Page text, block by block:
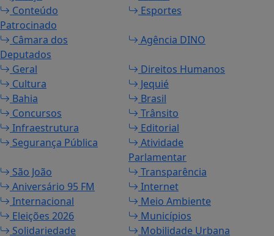
Conteúdo
Patrocinado
Esportes
Câmara dos
Deputados
Agência DINO
Geral
Direitos Humanos
Cultura
Jequié
Bahia
Brasil
Concursos
Trânsito
Infraestrutura
Editorial
Segurança Pública
Atividade
Parlamentar
São João
Transparência
Aniversário 95 FM
Internet
Internacional
Meio Ambiente
Eleições 2026
Municípios
Solidariedade
Mobilidade Urbana